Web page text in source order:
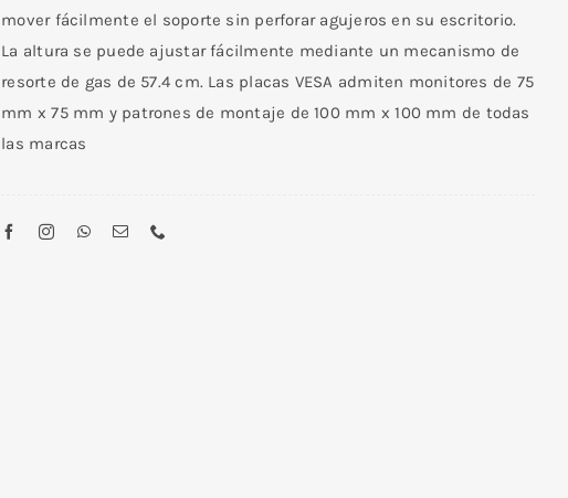
mover fácilmente el soporte sin perforar agujeros en su escritorio.
La altura se puede ajustar fácilmente mediante un mecanismo de
resorte de gas de 57.4 cm. Las placas VESA admiten monitores de 75
mm x 75 mm y patrones de montaje de 100 mm x 100 mm de todas
las marcas